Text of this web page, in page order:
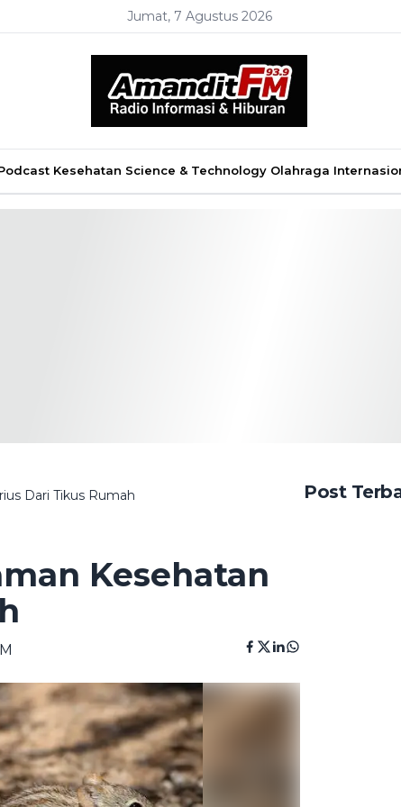
Jumat, 7 Agustus 2026
Kesehatan Science & Technology Olahraga
Dari Tikus Rumah
Kesehatan
Post